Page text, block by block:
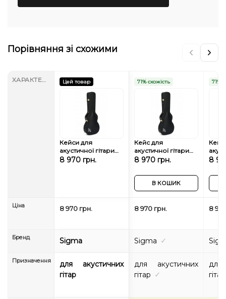
Порівняння зі схожими
Цей товар
Кейси для
акустичної гітари
Sigma SC-G
8 970 грн.
71% схожість
Кейс для
акустичної гітари
Sigma SC-OM
8 970 грн.
В КОШИК
71%
Кейс
8
Ціна 8 970 грн. 8 970 грн. 8
Бренд Sigma Sigma ✓
Призначення
для акустичних
гітар
для акустичних
гітар ✓
для
гітар